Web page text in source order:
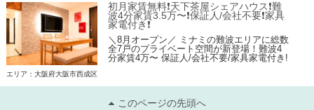
初月家賃無料❗️天下茶屋シェアハウス❗️難
波4分家賃3.5万〜❗️保証人/会社不要❗️家具
家電付き❗
＼8月オープン／ ミナミの難波エリアに総数
全7戸のプライベート空間が新登場！難波4
分家賃4万〜 保証人/会社不要/家具家電付き!
エリア：大阪府大阪市西成区
このページの先頭へ